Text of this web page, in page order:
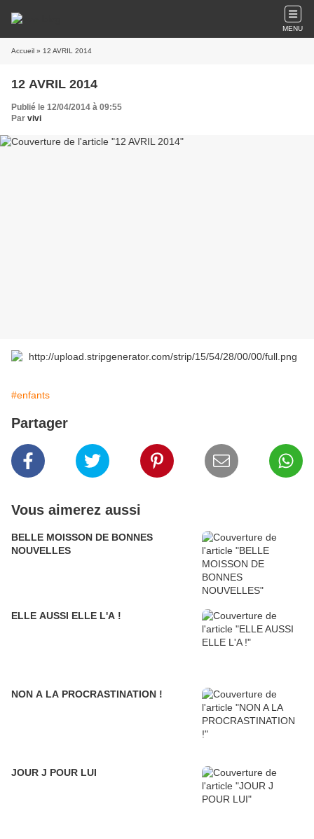
MENU
Accueil » 12 AVRIL 2014
12 AVRIL 2014
Publié le 12/04/2014 à 09:55
Par vivi
#enfants
Partager
Vous aimerez aussi
BELLE MOISSON DE BONNES
NOUVELLES
ELLE AUSSI ELLE L'A !
NON A LA PROCRASTINATION !
JOUR J POUR LUI